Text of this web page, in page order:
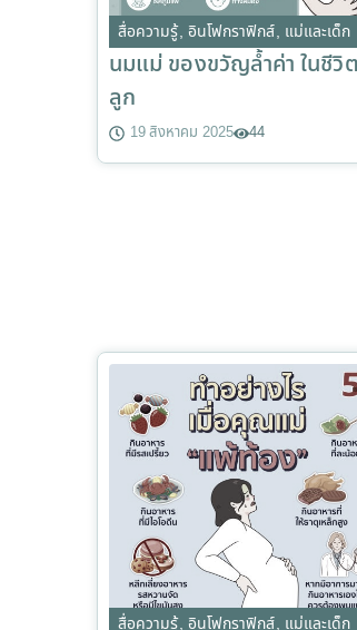
สื่อความรู้, อินโฟกราฟิกส์, แม่และเด็ก
นมแม่ ของขวัญล้ำค่า ในชีวิต
ลูก
19 สิงหาคม 2025 44
สื่อความรู้, อินโฟกราฟิกส์, แม่และเด็ก